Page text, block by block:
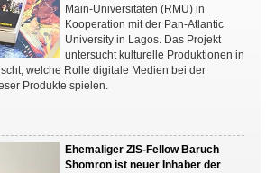
Main-Universitäten (RMU) in
Kooperation mit der Pan-Atlantic
University in Lagos. Das Projekt
untersucht kulturelle Produktionen in
welche Rolle digitale Medien bei der
Produkte spielen.
Ehemaliger ZIS-Fellow Baruch
Shomron ist neuer Inhaber der